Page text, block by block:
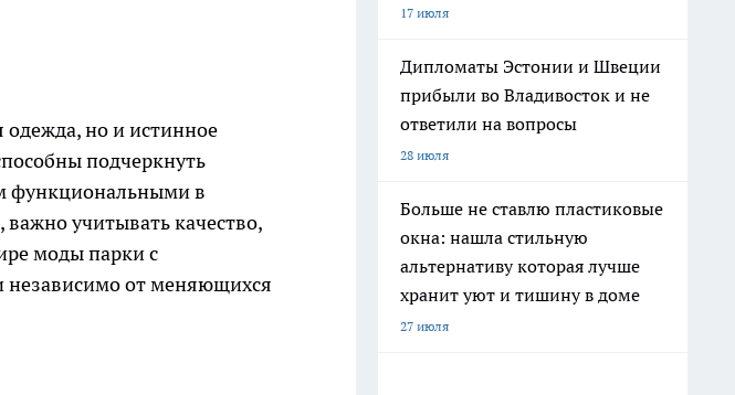
одежда, но и истинное
подчеркнуть
функциональными в
учитывать качество,
моды парки с
независимо от меняющихся
17 июля
Дипломаты Эстонии и Швеции
прибыли во Владивосток и не
ответили на вопросы
28 июля
Больше не ставлю пластиковые
окна: нашла стильную
альтернативу которая лучше
хранит уют и тишину в доме
27 июля